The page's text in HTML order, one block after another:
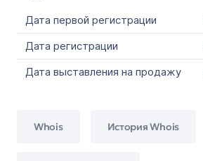
Дата первой регистрации
Дата регистрации
Дата выставления на продажу
Whois История Whois